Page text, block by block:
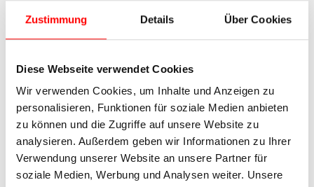
Zustimmung Details Über Cookies
Diese Webseite verwendet Cookies
Wir verwenden Cookies, um Inhalte und Anzeigen zu
personalisieren, Funktionen für soziale Medien anbieten
zu können und die Zugriffe auf unsere Website zu
analysieren. Außerdem geben wir Informationen zu Ihrer
Verwendung unserer Website an unsere Partner für
soziale Medien, Werbung und Analysen weiter. Unsere
Morgens radeln Sie direkt am Ufer entlang und
Ribeira Brava geht es bergauf und etwas ins
Landesinnere, bis Sie den wohl spektakulärsten
Aussichtspunkt Ihres Radurlaubs auf Madeira
erreichen. DasCabo Girãoist mit 580 Metern die
zweithöchste Steilklippe der Welt. Oben wurde
eine Plattform errichtet, die über die Küste
Adlerfelsen, Madeira, Funchal